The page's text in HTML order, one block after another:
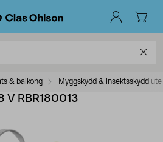
& balkong Myggskydd & insektsskydd ute
V RBR180013